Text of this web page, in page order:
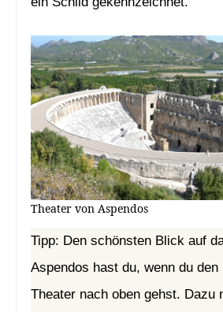
Theater von Aspendos
Tipp: Den schönsten Blick auf
Aspendos hast du, wenn du den
Theater nach oben gehst. Dazu